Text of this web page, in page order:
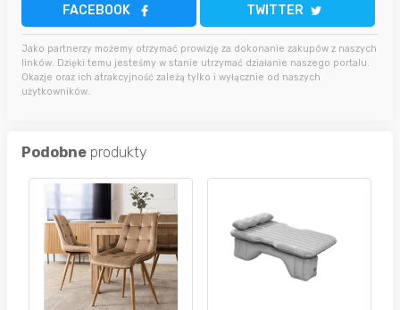
FACEBOOK TWITTER
Jako partnerzy możemy otrzymać prowizję za dokonanie zakupów z naszych
linków. Dzięki temu jesteśmy w stanie utrzymać działanie naszego portalu.
Okazje oraz ich atrakcyjność zależą tylko i wyłącznie od naszych
użytkowników.
Podobne produkty